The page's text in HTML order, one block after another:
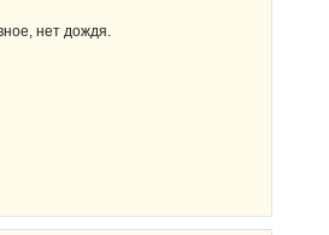
нет дождя.